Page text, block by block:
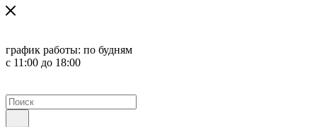
график работы: по будням
с 11:00 до 18:00